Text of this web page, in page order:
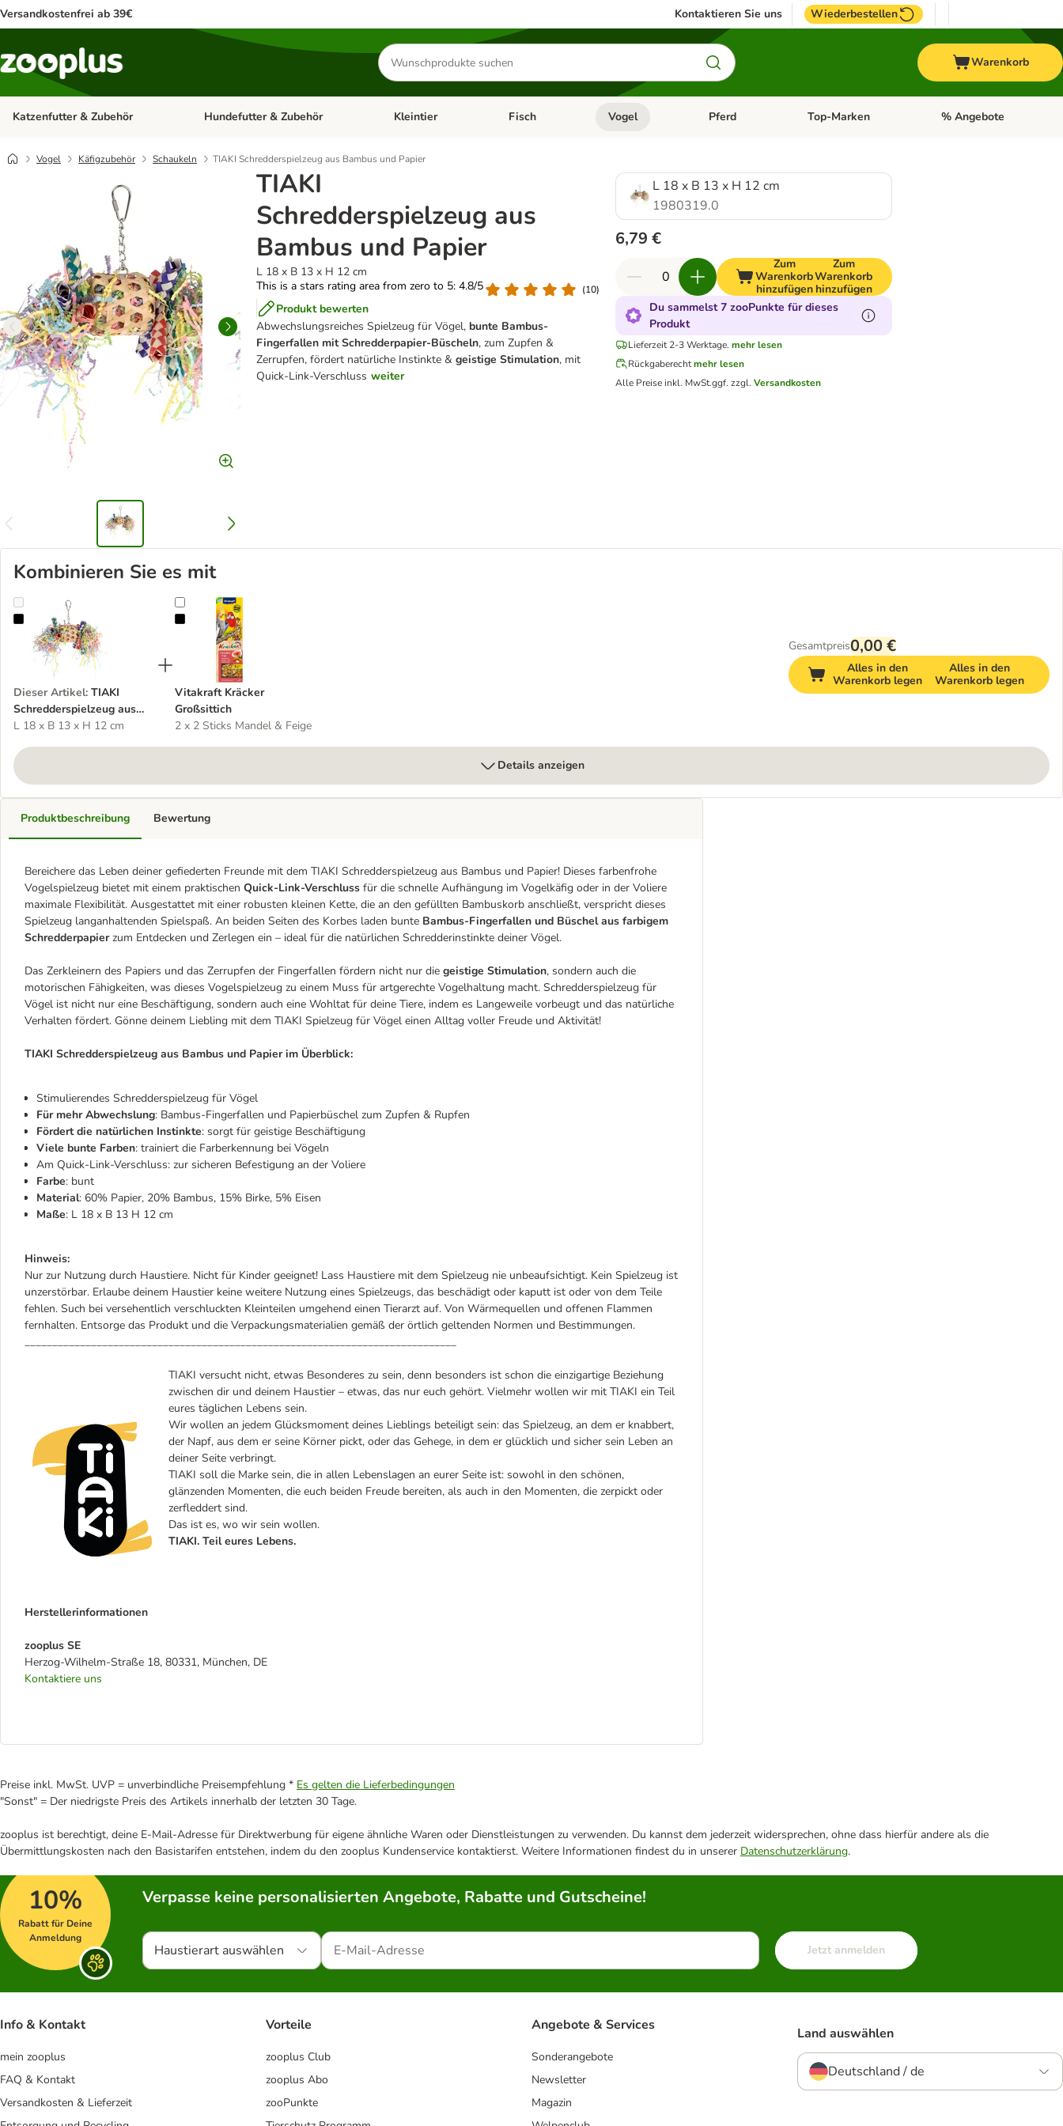
Versandkostenfrei ab 39€ Kontaktieren Sie uns Wiederbestellen
Produkte
suchen
Warenkorb
Katzenfutter & Zubehör Kategorie-Menü öffnen: Katzenfutter & Zubehör
Hundefutter & Zubehör Kategorie-Menü öffnen: Hundefutter & Zubehör
Kleintier Kategorie-Menü öffnen: Kleintier
Fisch Kategorie-Menü öffnen: Fisch
Vogel Kategorie-Menü öffnen: Vogel
Pferd Kategorie-Menü öffnen: Pferd
Top-Marken Kategorie-Menü öffnen:
% Angebote
Vogel Käfigzubehör Schaukeln TIAKI Schredderspielzeug aus Bambus und Papier
TIAKI
Schredderspielzeug aus
Bambus und Papier
L 18 x B 13 x H 12 cm
This is a stars rating area from zero to 5: 4.8/5
(10)
Produkt bewerten
Abwechslungsreiches Spielzeug für Vögel, bunte Bambus-
Fingerfallen mit Schredderpapier-Büscheln, zum Zupfen &
Zerrupfen, fördert natürliche Instinkte & geistige Stimulation, mit
Quick-Link-Verschluss weiter
L 18 x B 13 x H 12 cm
1980319.0
6,79 €
Zum
Warenkorb
hinzufügen
Zum
Warenkorb
hinzufügen
Du sammelst 7 zooPunkte für dieses
Produkt
Lieferzeit 2-3 Werktage. mehr lesen
Rückgaberechtmehr lesen
Alle Preise inkl. MwSt.ggf. zzgl. Versandkosten
Kombinieren Sie es mit
TIAKI Schredderspielzeug aus Bambus und Papier
Dieser Artikel: TIAKI
Schredderspielzeug aus
Bambus und Papier
L 18 x B 13 x H 12 cm
Vitakraft Kräcker Großsittich
Vitakraft Kräcker
Großsittich
2 x 2 Sticks Mandel & Feige
Gesamtpreis0,00 €
Alles in den
Warenkorb legen
Alles in den
Warenkorb legen
Details anzeigen
Produktbeschreibung
Bereichere das Leben deiner gefiederten Freunde mit dem TIAKI Schredderspielzeug aus Bambus und Papier! Dieses farbenfrohe
Vogelspielzeug bietet mit einem praktischen Quick-Link-Verschluss für die schnelle Aufhängung im Vogelkäfig oder in der Voliere
maximale Flexibilität. Ausgestattet mit einer robusten kleinen Kette, die an den gefüllten Bambuskorb anschließt, verspricht dieses
Spielzeug langanhaltenden Spielspaß. An beiden Seiten des Korbes laden bunte Bambus-Fingerfallen und Büschel aus farbigem
Schredderpapierzum Entdecken und Zerlegen ein – ideal für die natürlichen Schredderinstinkte deiner Vögel.
Das Zerkleinern des Papiers und das Zerrupfen der Fingerfallen fördern nicht nur die geistige Stimulation, sondern auch die
motorischen Fähigkeiten, was dieses Vogelspielzeug zu einem Muss für artgerechte Vogelhaltung macht. Schredderspielzeug für
Vögel ist nicht nur eine Beschäftigung, sondern auch eine Wohltat für deine Tiere, indem es Langeweile vorbeugt und das natürliche
Verhalten fördert. Gönne deinem Liebling mit dem TIAKI Spielzeug für Vögel einen Alltag voller Freude und Aktivität!
TIAKI Schredderspielzeug aus Bambus und Papier im Überblick:
Stimulierendes Schredderspielzeug für Vögel
Für mehr Abwechslung: Bambus-Fingerfallen und Papierbüschel zum Zupfen & Rupfen
Fördert die natürlichen Instinkte: sorgt für geistige Beschäftigung
Viele bunte Farben: trainiert die Farberkennung bei Vögeln
Am Quick-Link-Verschluss: zur sicheren Befestigung an der Voliere
Farbe: bunt
Material: 60% Papier, 20% Bambus, 15% Birke, 5% Eisen
Maße: L 18 x B 13 H 12 cm
Hinweis:
Nur zur Nutzung durch Haustiere. Nicht für Kinder geeignet! Lass Haustiere mit dem Spielzeug nie unbeaufsichtigt. Kein Spielzeug ist
unzerstörbar. Erlaube deinem Haustier keine weitere Nutzung eines Spielzeugs, das beschädigt oder kaputt ist oder von dem Teile
fehlen. Such bei versehentlich verschluckten Kleinteilen umgehend einen Tierarzt auf. Von Wärmequellen und offenen Flammen
fernhalten. Entsorge das Produkt und die Verpackungsmaterialien gemäß der örtlich geltenden Normen und Bestimmungen.
______________________________________________________________________________
TIAKI versucht nicht, etwas Besonderes zu sein, denn besonders ist schon die einzigartige Beziehung
zwischen dir und deinem Haustier – etwas, das nur euch gehört. Vielmehr wollen wir mit TIAKI ein Teil
eures täglichen Lebens sein.
Wir wollen an jedem Glücksmoment deines Lieblings beteiligt sein: das Spielzeug, an dem er knabbert,
der Napf, aus dem er seine Körner pickt, oder das Gehege, in dem er glücklich und sicher sein Leben an
deiner Seite verbringt.
TIAKI soll die Marke sein, die in allen Lebenslagen an eurer Seite ist: sowohl in den schönen,
glänzenden Momenten, die euch beiden Freude bereiten, als auch in den Momenten, die zerpickt oder
zerfleddert sind.
Das ist es, wo wir sein wollen.
TIAKI. Teil eures Lebens.
Herstellerinformationen
zooplus SE
Herzog-Wilhelm-Straße 18, 80331, München, DE
Kontaktiere uns
Bewertung
Preise inkl. MwSt. UVP = unverbindliche Preisempfehlung * Es gelten die Lieferbedingungen
"Sonst" = Der niedrigste Preis des Artikels innerhalb der letzten 30 Tage.
zooplus ist berechtigt, deine E-Mail-Adresse für Direktwerbung für eigene ähnliche Waren oder Dienstleistungen zu verwenden. Du kannst dem jederzeit widersprechen, ohne dass hierfür andere als die
Übermittlungskosten nach den Basistarifen entstehen, indem du den zooplus Kundenservice kontaktierst. Weitere Informationen findest du in unserer Datenschutzerklärung.
10%
Rabatt für Deine
Anmeldung
Verpasse keine personalisierten Angebote, Rabatte und Gutscheine!
Haustierart auswählen Jetzt anmelden
Info & Kontakt
mein zooplus
FAQ & Kontakt
Versandkosten & Lieferzeit
Vorteile
zooplus Club
zooplus Abo
zooPunkte
Angebote & Services
Sonderangebote
Newsletter
Magazin
Land auswählen
Deutschland / de